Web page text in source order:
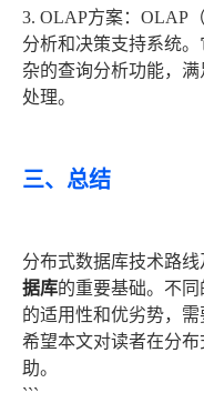
3. OLAP方案：OLAP
分析和决策支持系统
杂的查询分析功能，
处理。
三、总结
分布式数据库技术路
据库的重要基础。不
的适用性和优劣势，需
希望本文对读者在分
助。
```